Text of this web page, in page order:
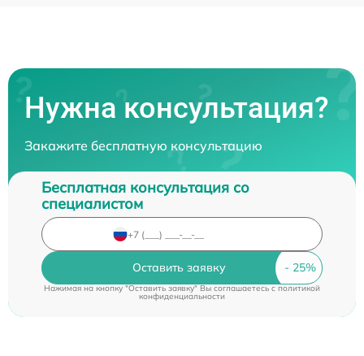
Нужна консультация?
Закажите бесплатную консультацию
Бесплатная консультация со
специалистом
Оставить заявку
Нажимая на кнопку "Оставить заявку" Вы соглашаетесь c политикой
конфиденциальности